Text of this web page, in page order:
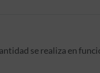
se realiza en